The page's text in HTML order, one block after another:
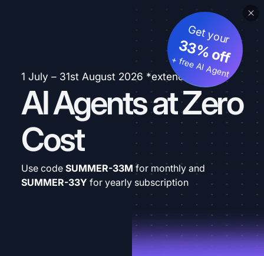
1 July – 31st August 2026 *extended
AI Agents at Zero
Cost
Get your
33% off
+ free AI Agent
Use code SUMMER-33M for monthly and
SUMMER-33Y for yearly subscription